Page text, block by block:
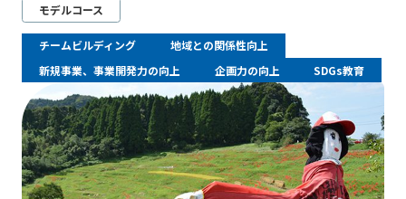
モデルコース
チームビルディング
地域との関係性向上
新規事業、事業開発力の向上
企画力の向上 SDGs教育